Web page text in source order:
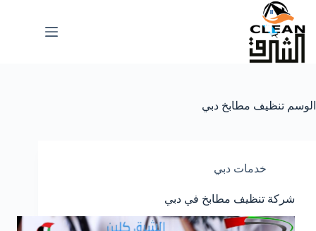
التجاوز
المحتوى
الوسم تنظيف مطابخ دبي
خدمات دبي
شركة تنظيف مطابخ في دبي